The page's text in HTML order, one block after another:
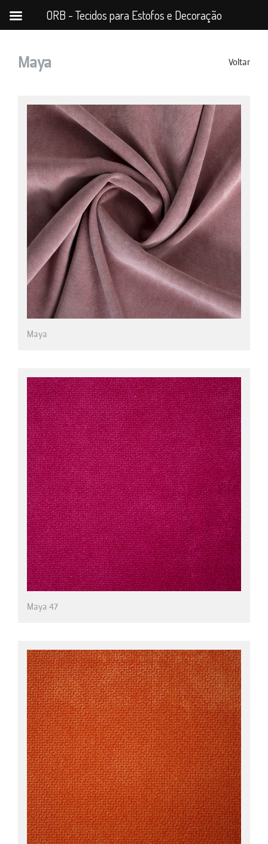
Maya Voltar
ORB - Tecidos para Estofos e Decoração